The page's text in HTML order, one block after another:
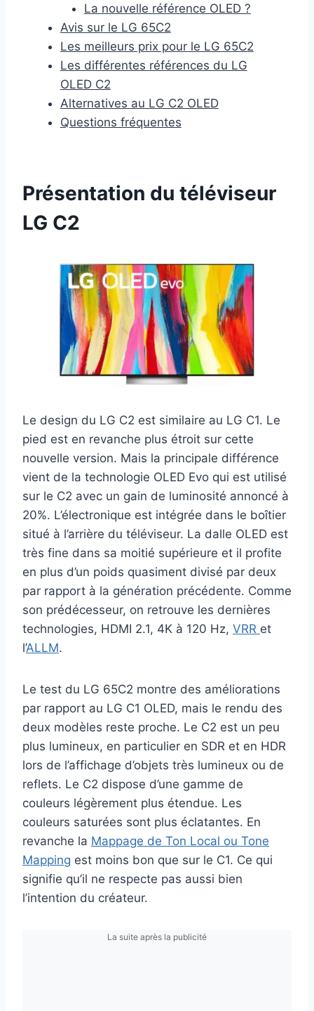
La nouvelle référence OLED ?
Avis sur le LG 65C2
Les meilleurs prix pour le LG 65C2
Les différentes références du LG
OLED C2
Alternatives au LG C2 OLED
Questions fréquentes
Présentation du téléviseur
LG C2
Le design du LG C2 est similaire au LG C1. Le
pied est en revanche plus étroit sur cette
nouvelle version. Mais la principale différence
vient de la technologie OLED Evo qui est utilisé
sur le C2 avec un gain de luminosité annoncé à
20%. L’électronique est intégrée dans le boîtier
situé à l’arrière du téléviseur. La dalle OLED est
très fine dans sa moitié supérieure et il profite
en plus d’un poids quasiment divisé par deux
par rapport à la génération précédente. Comme
son prédécesseur, on retrouve les dernières
technologies, HDMI 2.1, 4K à 120 Hz, VRR et
l’ALLM.
Le test du LG 65C2 montre des améliorations
par rapport au LG C1 OLED, mais le rendu des
deux modèles reste proche. Le C2 est un peu
plus lumineux, en particulier en SDR et en HDR
lors de l’affichage d’objets très lumineux ou de
reflets. Le C2 dispose d’une gamme de
couleurs légèrement plus étendue. Les
couleurs saturées sont plus éclatantes. En
revanche la Mappage de Ton Local ou Tone
Mapping est moins bon que sur le C1. Ce qui
signifie qu’il ne respecte pas aussi bien
l’intention du créateur.
La suite après la publicité